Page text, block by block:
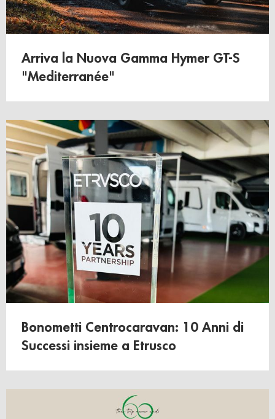
Arriva la Nuova Gamma Hymer GT-S
"Mediterranée"
Bonometti Centrocaravan: 10 Anni di
Successi insieme a Etrusco